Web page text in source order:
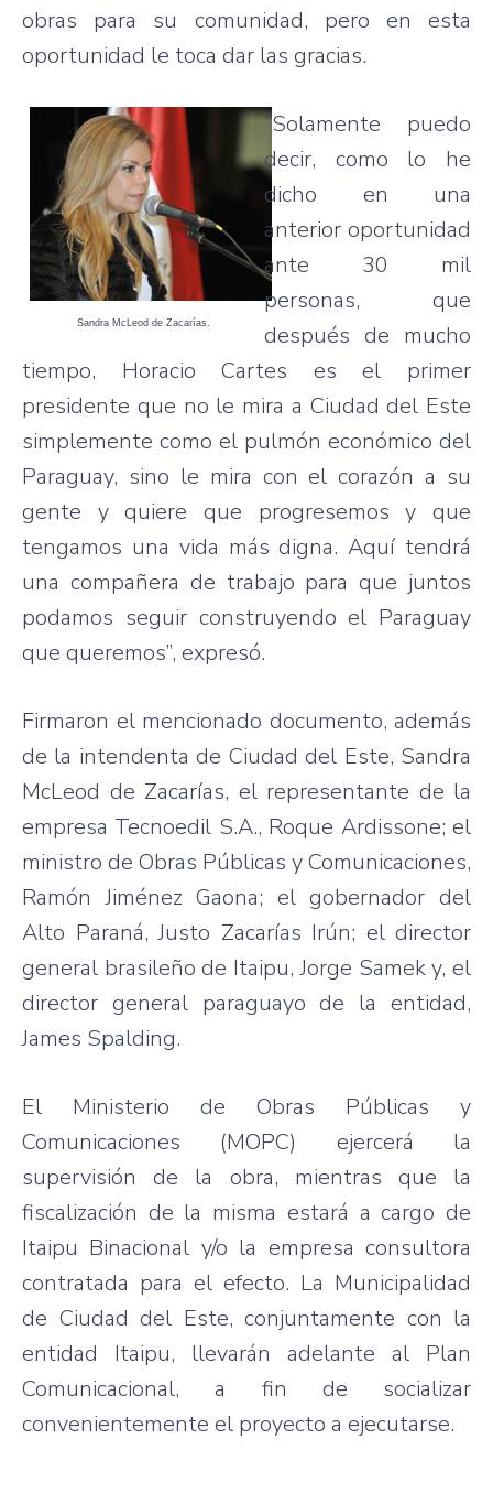
obras para su comunidad, pero en esta
oportunidad le toca dar las gracias.
Sandra McLeod de Zacarías.
“Solamente puedo
decir, como lo he
dicho en una
anterior oportunidad
ante 30 mil
personas, que
después de mucho
tiempo, Horacio Cartes es el primer
presidente que no le mira a Ciudad del Este
simplemente como el pulmón económico del
Paraguay, sino le mira con el corazón a su
gente y quiere que progresemos y que
tengamos una vida más digna. Aquí tendrá
una compañera de trabajo para que juntos
podamos seguir construyendo el Paraguay
que queremos”, expresó.
Firmaron el mencionado documento, además
de la intendenta de Ciudad del Este, Sandra
McLeod de Zacarías, el representante de la
empresa Tecnoedil S.A., Roque Ardissone; el
ministro de Obras Públicas y Comunicaciones,
Ramón Jiménez Gaona; el gobernador del
Alto Paraná, Justo Zacarías Irún; el director
general brasileño de Itaipu, Jorge Samek y, el
director general paraguayo de la entidad,
James Spalding.
El Ministerio de Obras Públicas y
Comunicaciones (MOPC) ejercerá la
supervisión de la obra, mientras que la
fiscalización de la misma estará a cargo de
Itaipu Binacional y/o la empresa consultora
contratada para el efecto. La Municipalidad
de Ciudad del Este, conjuntamente con la
entidad Itaipu, llevarán adelante al Plan
Comunicacional, a fin de socializar
convenientemente el proyecto a ejecutarse.